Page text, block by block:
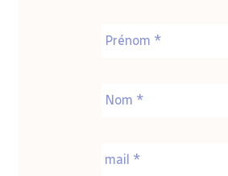
mail *